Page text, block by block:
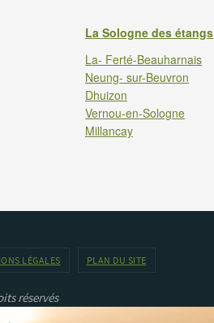
La Sologne des étangs
La- Ferté-Beauharnais
Neung- sur-Beuvron
Dhuizon
Vernou-en-Sologne
Millancay
LÉGALES PLAN DU SITE
réservés